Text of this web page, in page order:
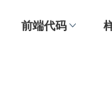
前端代码